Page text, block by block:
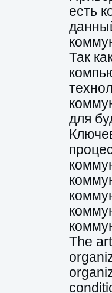
есть
Так
для
The